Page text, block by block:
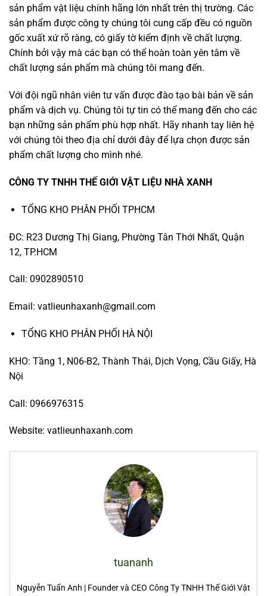
sản phẩm vật liệu chính hãng lớn nhất trên thị trường. Các
sản phẩm được công ty chúng tôi cung cấp đều có nguồn
gốc xuất xứ rõ ràng, có giấy tờ kiểm định về chất lượng.
Chính bởi vậy mà các bạn có thể hoàn toàn yên tâm về
chất lượng sản phẩm mà chúng tôi mang đến.
Với đội ngũ nhân viên tư vấn được đào tạo bài bản về sản
phẩm và dịch vụ. Chúng tôi tự tin có thể mang đến cho các
bạn những sản phẩm phù hợp nhất. Hãy nhanh tay liên hệ
với chúng tôi theo địa chỉ dưới đây để lựa chọn được sản
phẩm chất lượng cho mình nhé.
CÔNG TY TNHH THẾ GIỚI VẬT LIỆU NHÀ XANH
TỔNG KHO PHÂN PHỐI TPHCM
ĐC: R23 Dương Thị Giang, Phường Tân Thới Nhất, Quận
12, TP.HCM
Call: 0902890510
Email: vatlieunhaxanh@gmail.com
TỔNG KHO PHÂN PHỐI HÀ NỘI
KHO: Tầng 1, N06-B2, Thành Thái, Dịch Vọng, Cầu Giấy, Hà
Nội
Call: 0966976315
Website: vatlieunhaxanh.com
tuananh
Nguyễn Tuấn Anh | Founder và CEO Công Ty TNHH Thế Giới Vật